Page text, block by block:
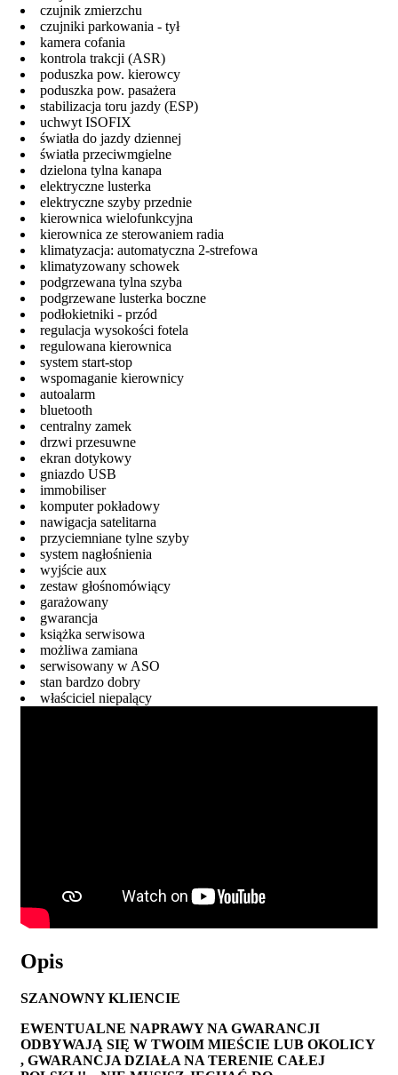
czujnik zmierzchu
czujniki parkowania - tył
kamera cofania
kontrola trakcji (ASR)
poduszka pow. kierowcy
poduszka pow. pasażera
stabilizacja toru jazdy (ESP)
uchwyt ISOFIX
światła do jazdy dziennej
światła przeciwmgielne
dzielona tylna kanapa
elektryczne lusterka
elektryczne szyby przednie
kierownica wielofunkcyjna
kierownica ze sterowaniem radia
klimatyzacja: automatyczna 2-strefowa
klimatyzowany schowek
podgrzewana tylna szyba
podgrzewane lusterka boczne
podłokietniki - przód
regulacja wysokości fotela
regulowana kierownica
system start-stop
wspomaganie kierownicy
autoalarm
bluetooth
centralny zamek
drzwi przesuwne
ekran dotykowy
gniazdo USB
immobiliser
komputer pokładowy
nawigacja satelitarna
przyciemniane tylne szyby
system nagłośnienia
wyjście aux
zestaw głośnomówiący
garażowany
gwarancja
książka serwisowa
możliwa zamiana
serwisowany w ASO
stan bardzo dobry
właściciel niepalący
Opis
SZANOWNY KLIENCIE
EWENTUALNE NAPRAWY NA GWARANCJI
ODBYWAJĄ SIĘ W TWOIM MIEŚCIE LUB OKOLICY
, GWARANCJA DZIAŁA NA TERENIE CAŁEJ